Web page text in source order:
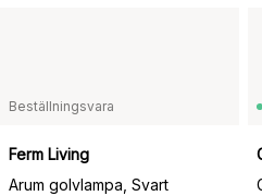
Beställningsvara
Ferm Living
Arum golvlampa, Svart